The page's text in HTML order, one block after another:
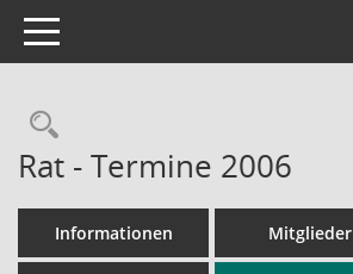
Toggle navigation
Rechercheauswahl
Rat - Termine 2006
Informationen Mitglieder